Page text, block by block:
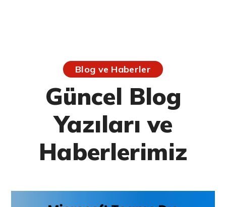
Blog ve Haberler
Güncel Blog
Yazıları ve
Haberlerimiz